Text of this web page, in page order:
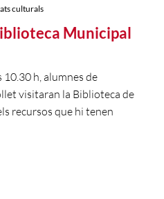
culturals
Municipal
10.30 h, alumnes de
visitaran la Biblioteca de
recursos que hi tenen